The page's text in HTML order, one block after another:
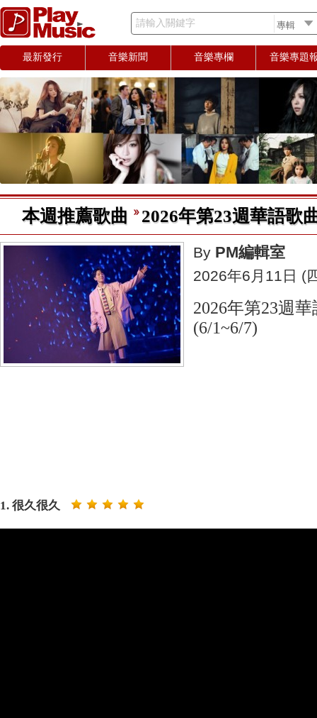
請輸入關鍵字
最新發行 音樂新聞 音樂專欄 音樂專題
本週推薦歌曲 2026年第23週華語歌
By PM編輯室
2026年6月11日 (
2026年第23週
(6/1~6/7)
1. 很久很久